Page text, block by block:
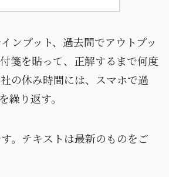
ンプット、過去問でアウトプッ
箋を貼って、正解するまで何度
の休み時間には、スマホで過
り返す。
。テキストは最新のものをご